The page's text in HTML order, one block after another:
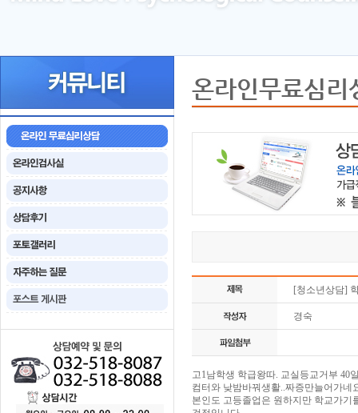
온라인무료심리
[청소년상담]
경숙
고1남학생 학급왕따. 교실등교거부 40
컴터와 낮밤바꿔생활..짜증만늘어가네
본인도 고등졸업은 원하지만 학교가기